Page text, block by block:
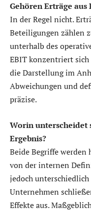
Gehören Erträge
In der Regel nicht.
Beteiligungen zählen
unterhalb des
EBIT konzentriert sich
die Darstellung im
Abweichungen und
präzise.
Worin unterscheidet
Ergebnis?
Beide Begriffe
von der internen
jedoch
Unternehmen
Effekte aus.